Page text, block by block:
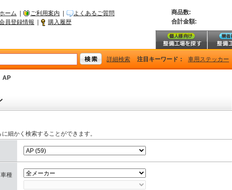
ーム ご利用案内
よくあるご質問
員登録情報
購入履歴
商品数:
合計金額:
詳細検索 注目キーワード： 車用ステッカー
AP
細かく検索することができます。
種